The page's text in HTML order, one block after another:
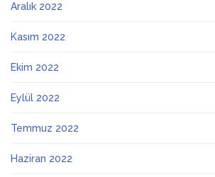
Aralık 2022
Kasım 2022
Ekim 2022
Eylül 2022
Temmuz 2022
Haziran 2022